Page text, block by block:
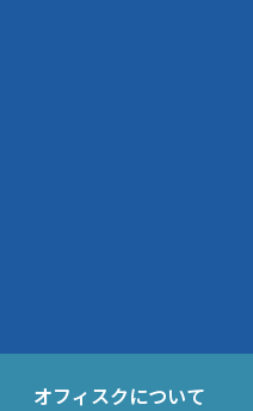
オフィスクについて